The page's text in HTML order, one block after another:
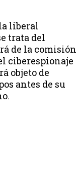
liberal
trata del
de la comisión
ciberespionaje
objeto de
antes de su